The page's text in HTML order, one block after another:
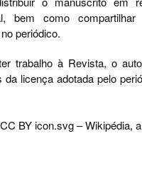
bem como
periódico.
trabalho à Revista, o
da licença adotada pelo